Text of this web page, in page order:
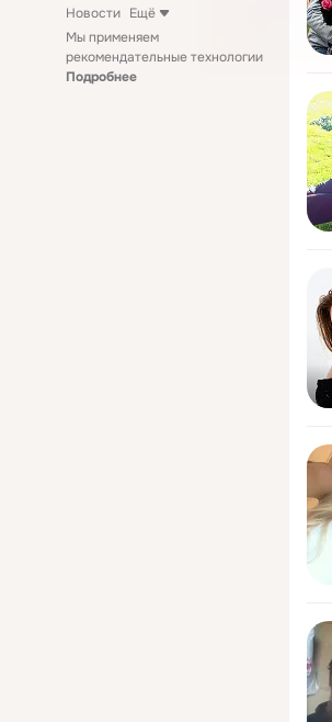
Новости Ещё
Мы применяем
рекомендательные технологии
Подробнее